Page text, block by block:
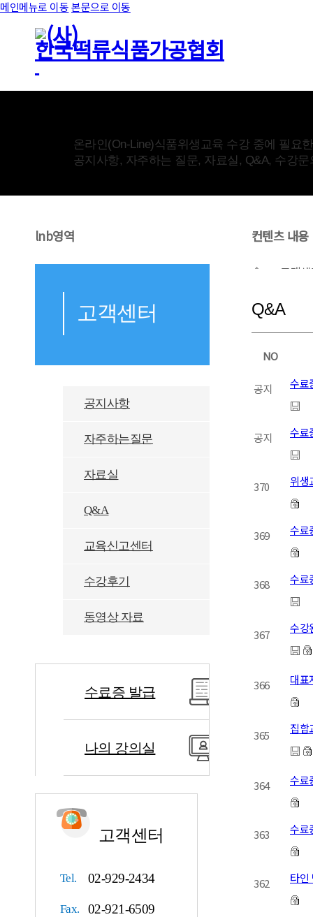
메인메뉴로 이동본문으로 이동
온라인(On-Line)식품위생교육 수강 중에 필요한
공지사항, 자주하는 질문, 자료실, Q&A, 수강
lnb영역
고객센터
공지사항
자주하는질문
자료실
Q&A
교육신고센터
수강후기
동영상 자료
수료증 발급
나의 강의실
고객센터
Tel. 02-929-2434
Fax. 02-921-6509
컨텐츠 내용
고객
Q&A
NO
공지 수료
공지 수료
370 위생
369 수료
368 수료
367 수강
366 대표
365 집합
364 수료
363 수료
362 타인